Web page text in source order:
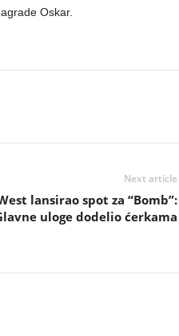
Oskar.
Next article
lansirao spot za “Bomb”:
uloge dodelio ćerkama